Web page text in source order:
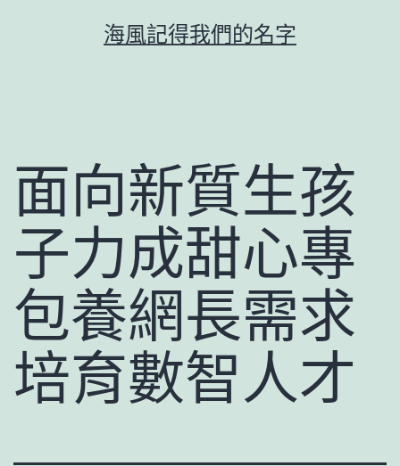
容
海風記得我們的名字
面向新質生孩
子力成甜心專
包養網長需求
培育數智人才